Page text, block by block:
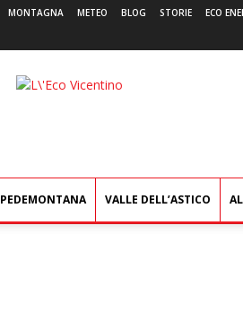
MONTAGNA METEO BLOG STORIE ECO
L'Eco
PEDEMONTANA VALLE DELL’ASTICO